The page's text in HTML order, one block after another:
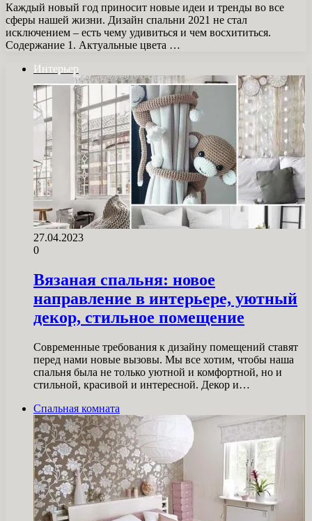
Каждый новый год приносит новые идеи и тренды во все
сферы нашей жизни. Дизайн спальни 2021 не стал
исключением – есть чему удивиться и чем восхититься.
Содержание 1. Актуальные цвета …
Интерьер
27.04.2023
0
Вязаная спальня: новое
направление в интерьере, уютный
декор, стильное помещение
Современные требования к дизайну помещений ставят
перед нами новые вызовы. Мы все хотим, чтобы наша
спальня была не только уютной и комфортной, но и
стильной, красивой и интересной. Декор и…
Спальная комната